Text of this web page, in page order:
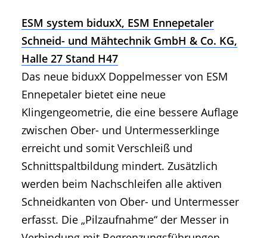
ESM system biduxX, ESM Ennepetaler
Schneid- und Mähtechnik GmbH & Co. KG,
Halle 27 Stand H47
Das neue biduxX Doppelmesser von ESM
Ennepetaler bietet eine neue
Klingengeometrie, die eine bessere Auflage
zwischen Ober- und Untermesserklinge
erreicht und somit Verschleiß und
Schnittspaltbildung mindert. Zusätzlich
werden beim Nachschleifen alle aktiven
Schneidkanten von Ober- und Untermesser
erfasst. Die „Pilzaufnahme“ der Messer in